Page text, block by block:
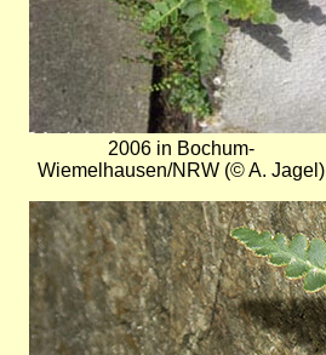
2006 in Bochum-
Wiemelhausen/NRW (© A. Jagel)
Bild